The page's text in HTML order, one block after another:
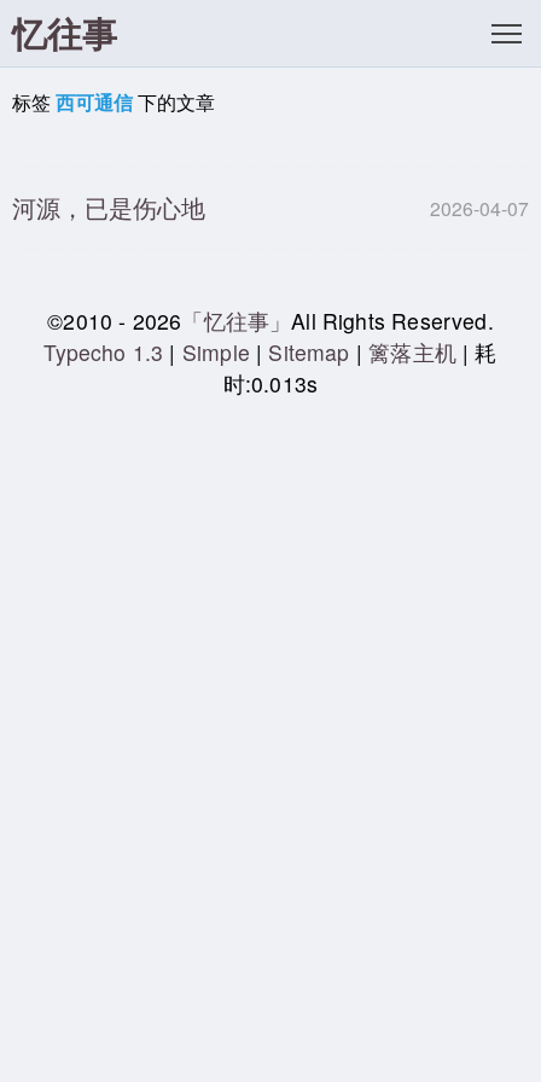
忆往事
标签西可通信下的文章
河源，已是伤心地 2026-04-07
©2010 - 2026 「忆往事」All Rights Reserved.
Typecho 1.3 | Simple | Sitemap |篱落主机| 耗
时:0.013s